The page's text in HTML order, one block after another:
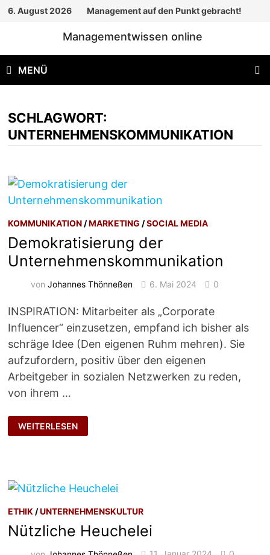
Zum
6. August 2026 Management auf den Punkt gebracht!
Managementwissen online
MENÜ
SCHLAGWORT:
UNTERNEHMENSKOMMUNIKATION
KOMMUNIKATION /MARKETING /SOCIAL MEDIA
Demokratisierung der
Unternehmenskommunikation
vonJohannes Thönneßen 6. Mai 2024 0
INSPIRATION: Mitarbeiter als „Corporate
Influencer“ einzusetzen, empfand ich bisher als
schräge Idee (Den eigenen Ruhm mehren). Sie
aufzufordern, positiv über den eigenen
Arbeitgeber in sozialen Netzwerken zu reden,
von ihrem …
DEMOKRATISIERUNG
DER
UNTERNEHMENSKOMMUNIKATION
WEITERLESEN
ETHIK /UNTERNEHMENSKULTUR
Nützliche Heuchelei